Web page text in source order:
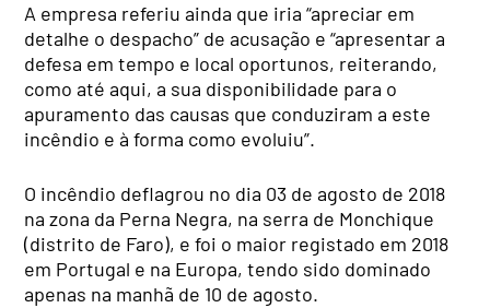
A empresa referiu ainda que iria “apreciar em
detalhe o despacho” de acusação e “apresentar a
defesa em tempo e local oportunos, reiterando,
como até aqui, a sua disponibilidade para o
apuramento das causas que conduziram a este
incêndio e à forma como evoluiu”.
O incêndio deflagrou no dia 03 de agosto de 2018
na zona da Perna Negra, na serra de Monchique
(distrito de Faro), e foi o maior registado em 2018
em Portugal e na Europa, tendo sido dominado
apenas na manhã de 10 de agosto.